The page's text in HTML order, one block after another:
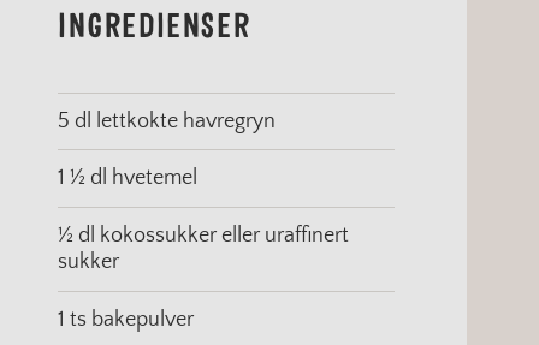
INGREDIENSER
5 dl lettkokte havregryn
1 ½ dl hvetemel
½ dl kokossukker eller uraffinert
sukker
1 ts bakepulver